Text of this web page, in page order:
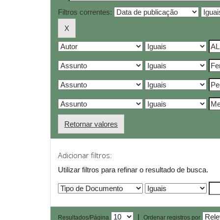
Filtros correntes:
Retornar valores
Adicionar filtros:
Utilizar filtros para refinar o resultado de busca.
Resultados/Página | Ordenar registros por